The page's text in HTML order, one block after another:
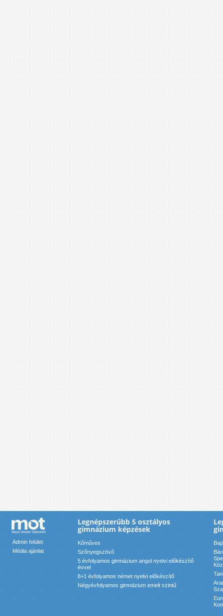
Admin felület
Média ajánlat
Legnépszerűbb 5 osztályos
gimnázium képzések
Kőműves
Szőnyegszövő
5 évfolyamos gimnázium angol nyelvi előkészítő
évvel
8+1 évfolyamos német nyelvi előkészítő
Négyévfolyamos gimnázium emelt szintű